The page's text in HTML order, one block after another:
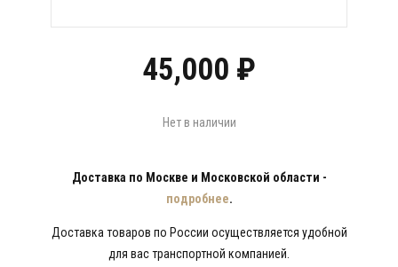
45,000 ₽
Нет в наличии
Доставка по Москве и Московской области -
подробнее.
Доставка товаров по России осуществляется удобной
для вас транспортной компанией.